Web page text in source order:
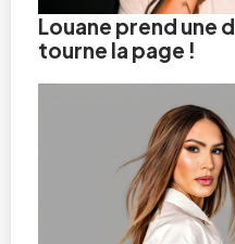
Louane prend une
tourne la page !